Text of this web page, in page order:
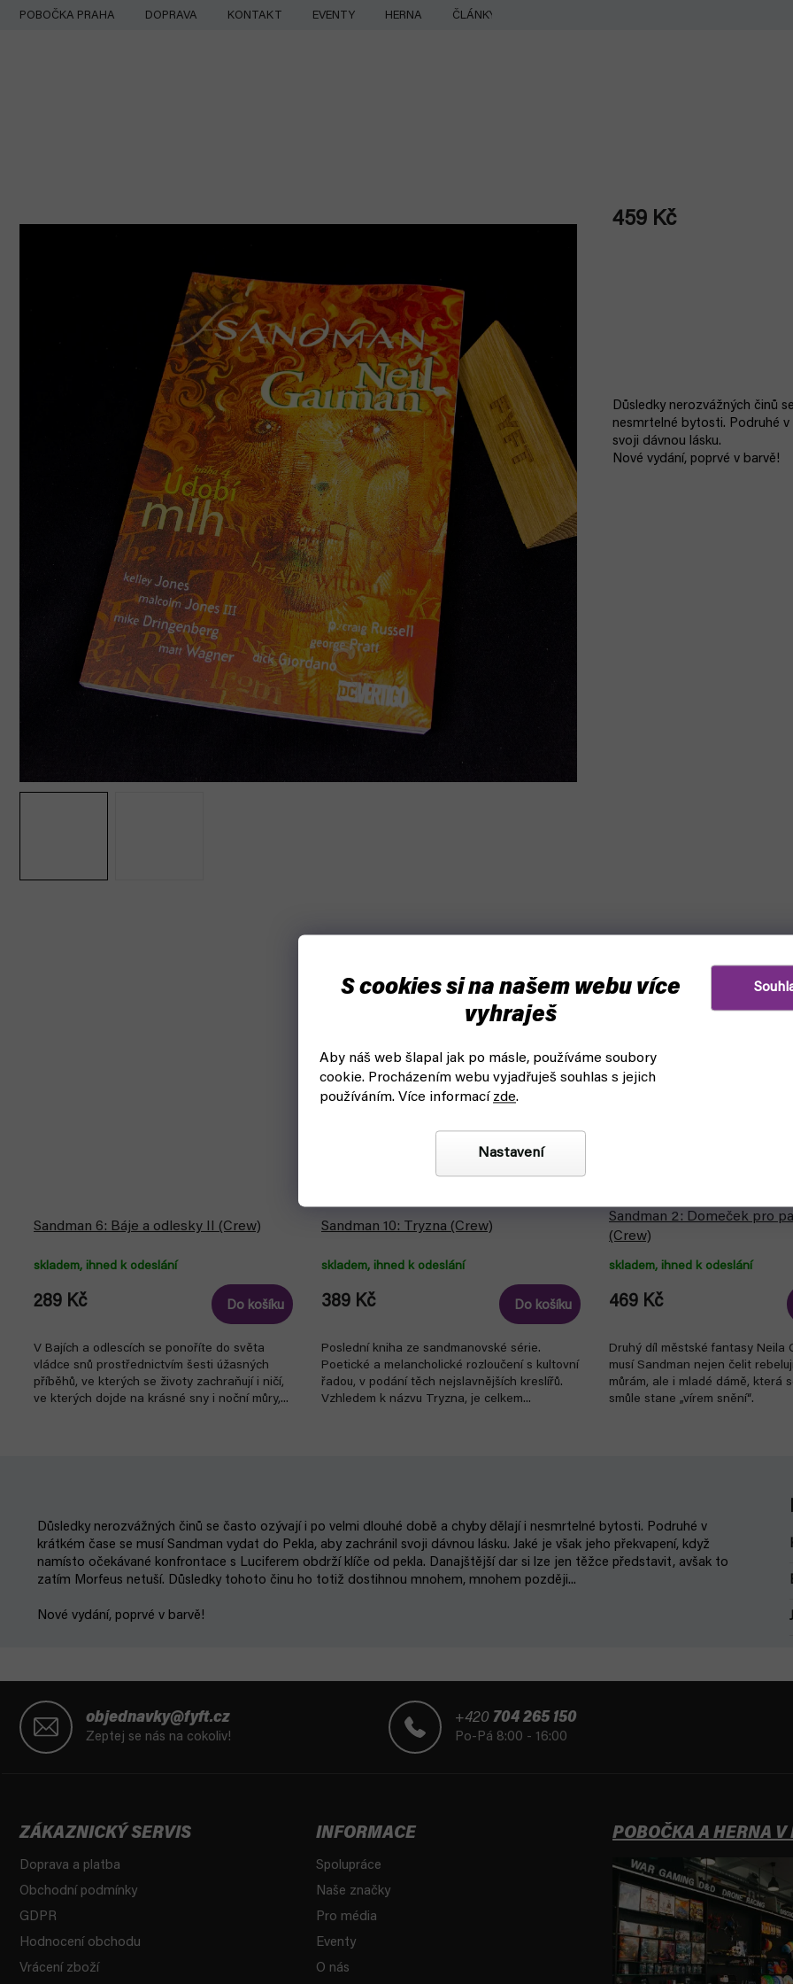
S cookies si na našem webu více
vyhraješ
Aby náš web šlapal jak po másle, používáme soubory
cookie. Procházením webu vyjadřuješ souhlas s jejich
používáním. Více informací zde.
Nastavení
Přejít
POBOČKA PRAHA DOPRAVA KONTAKT EVENTY HERNA ČLÁNKY
459 Kč
Důsledky nerozvážných činů
nesmrtelné bytosti. Podruhé v
svoji dávnou lásku.
Nové vydání, poprvé v barvě!
Sandman 6: Báje a odlesky II (Crew)
skladem, ihned k odeslání
289 Kč Do košíku
V Bajích a odlescích se ponoříte do světa
vládce snů prostřednictvím šesti úžasných
příběhů, ve kterých se životy zachraňují i ničí,
ve kterých dojde na krásné sny i noční můry,...
Sandman 10: Tryzna (Crew)
skladem, ihned k odeslání
389 Kč Do košíku
Poslední kniha ze sandmanovské série.
Poetické a melancholické rozloučení s kultovní
řadou, v podání těch nejslavnějších kreslířů.
Vzhledem k názvu Tryzna, je celkem...
Sandman 2: Domeček pro
(Crew)
skladem, ihned k odeslání
469 Kč
Druhý díl městské fantasy Neila
musí Sandman nejen čelit
můrám, ale i mladé dámě, která
smůle stane „vírem snění“.
Důsledky nerozvážných činů se často ozývají i po velmi dlouhé době a chyby dělají i nesmrtelné bytosti. Podruhé v
krátkém čase se musí Sandman vydat do Pekla, aby zachránil svoji dávnou lásku. Jaké je však jeho překvapení, když
namísto očekávané konfrontace s Luciferem obdrží klíče od pekla. Danajštější dar si lze jen těžce představit, avšak to
zatím Morfeus netuší. Důsledky tohoto činu ho totiž dostihnou mnohem, mnohem později...
Nové vydání, poprvé v barvě!
objednavky@fyft.cz
Zeptej se nás na cokoliv!
+420 704 265 150
Po-Pá 8:00 - 16:00
ZÁKAZNICKÝ SERVIS
Doprava a platba
Obchodní podmínky
GDPR
Hodnocení obchodu
Vrácení zboží
INFORMACE
Spolupráce
Naše značky
Pro média
Eventy
O nás
POBOČKA A HERNA V